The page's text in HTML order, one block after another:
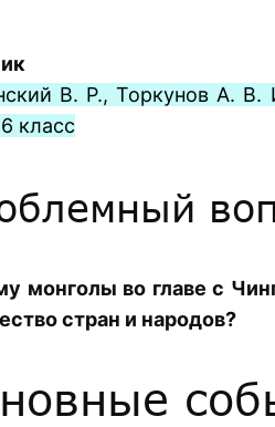
В. Р., Торкунов А. В.
класс
монголы во главе с
стран и народов?